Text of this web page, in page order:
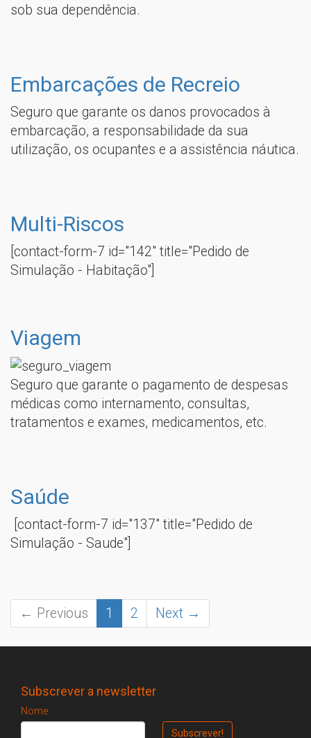
sob sua dependência.
Embarcações de Recreio
Seguro que garante os danos provocados à
embarcação, a responsabilidade da sua
utilização, os ocupantes e a assistência náutica.
Multi-Riscos
[contact-form-7 id="142" title="Pedido de
Simulação - Habitação"]
Viagem
Seguro que garante o pagamento de despesas
médicas como internamento, consultas,
tratamentos e exames, medicamentos, etc.
Saúde
[contact-form-7 id="137" title="Pedido de
Simulação - Saude"]
← Previous 1 2 Next →
Subscrever a newsletter
Nome